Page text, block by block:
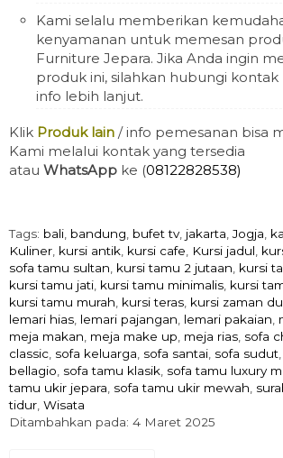
Kami selalu memberikan
kenyamanan untuk memesan
Furniture Jepara. Jika Anda ingin
produk ini, silahkan hubungi
info lebih lanjut.
Klik Produk lain / info pemesanan bisa
Kami melalui kontak yang tersedia
atau WhatsApp ke (08122828538)
Tags: bali bandung bufet tv, jakarta ,Jogja
Kuliner kursi antik kursi cafe Kursi jadul
sofa tamu sultan kursi tamu 2 jutaan kursi
kursi tamu jati kursi tamu minimalis kursi
kursi tamu murah kursi teras kursi zaman
lemari hias lemari pajangan lemari pakaian
meja makan meja make up meja rias sofa
classic sofa keluarga sofa santai sofa sudut
bellagio sofa tamu klasik sofa tamu luxury
tamu ukir jepara sofa tamu ukir mewah
tidur Wisata
Ditambahkan pada: 4 Maret 2025